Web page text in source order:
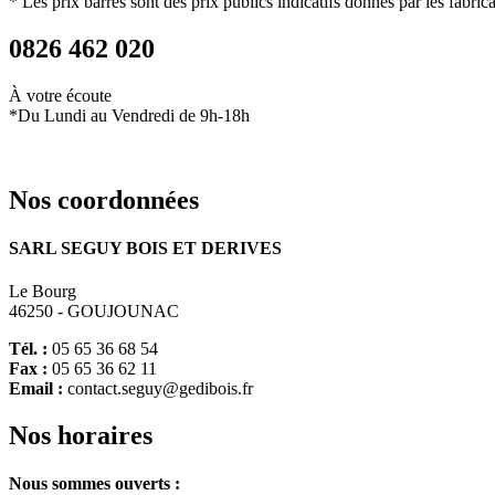
0826 462 020
À votre écoute
*Du Lundi au Vendredi de 9h-18h
Nos coordonnées
SARL SEGUY BOIS ET DERIVES
Le Bourg
46250 - GOUJOUNAC
Tél. : 05 65 36 68 54
Fax : 05 65 36 62 11
Email : contact.seguy@gedibois.fr
Nos horaires
Nous sommes ouverts :